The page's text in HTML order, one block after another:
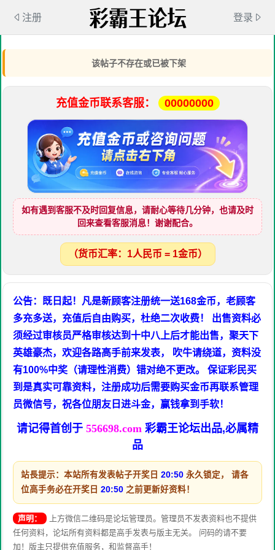
注册 登录
该帖子不存在或已被下架
充值金币联系客服： 00000000
如有遇到客服不及时回复信息，请耐心等待几分钟，也请及时
回来查看客服消息！谢谢配合。
（货币汇率：1人民币 = 1金币）
公告：既日起！凡是新顾客注册统一送168金币，老顾客
多充多送，充值后自由购买，杜绝二次收费！ 出售资料必
须经过审核员严格审核达到十中八上后才能出售，聚天下
英雄豪杰，欢迎各路高手前来发表， 吹牛请绕道，资料没
有100%中奖（请理性消费）错对绝不更改。 保证彩民买
到是真实可靠资料，注册成功后需要购买金币再联系管理
员微信号，祝各位朋友日进斗金，赢钱拿到手软！
请记得首创于 556698.com 彩霸王论坛出品,必属精
品
站長提示：本站所有发表帖子开奖日 20:50 永久锁定， 请各
位高手务必在开奖日 20:50 之前更新好资料！
声明：
上方微信二维码是论坛管理员。管理员不发表资料也不提供
任何资料，论坛所有资料都是高手发表与版主无关。 问码的请不要
加！版主只提供充值服务，和监督高手！